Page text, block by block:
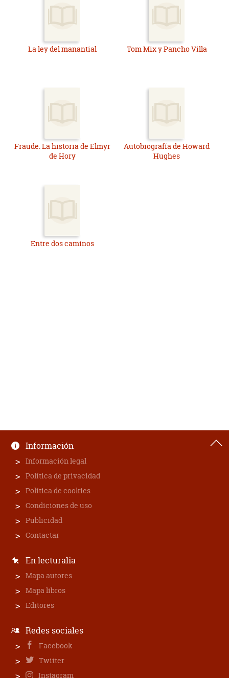
La ley del manantial Tom Mix y Pancho Villa
Fraude. La historia de Elmyr
de Hory
Autobiografía de Howard
Hughes
Entre dos caminos
Información
Información legal
Política de privacidad
Política de cookies
Condiciones de uso
Publicidad
Contactar
En lecturalia
Mapa autores
Mapa libros
Editores
Redes sociales
Facebook
Twitter
Instagram